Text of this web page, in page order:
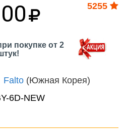
Мир
5255
покупке от 2
Falto (Южная Корея)
6D-NEW